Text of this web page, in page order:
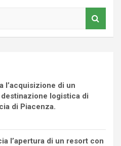
l’acquisizione di un
logistica di
di Piacenza.
l’apertura di un resort con